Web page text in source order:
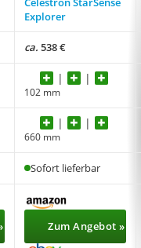
Explorer
ca. 538 €
102 mm
660 mm
Sofort lieferbar
Zum Angebot »